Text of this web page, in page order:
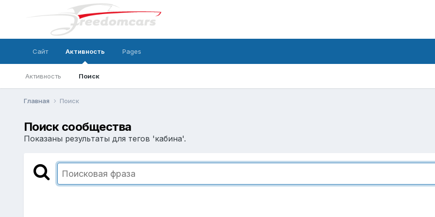
Сайт Активность
Активность Поиск
Pages
Главная Поиск
Поиск сообщества
Показаны результаты для тегов 'кабина'.